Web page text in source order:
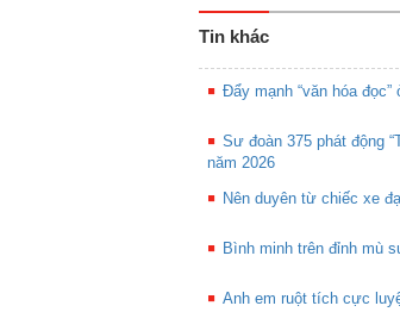
Tin khác
Đẩy mạnh “văn hóa đọc”
Sư đoàn 375 phát động
năm 2026
Nên duyên từ chiếc xe
Bình minh trên đỉnh mù
Anh em ruột tích cực